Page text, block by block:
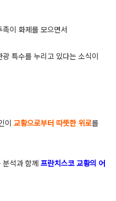
이 화제를 모으면서
특수를 누리고 있다는 소식이
이 교황으로부터 따뜻한 위로를
석과 함께 프란치스코 교황의 어